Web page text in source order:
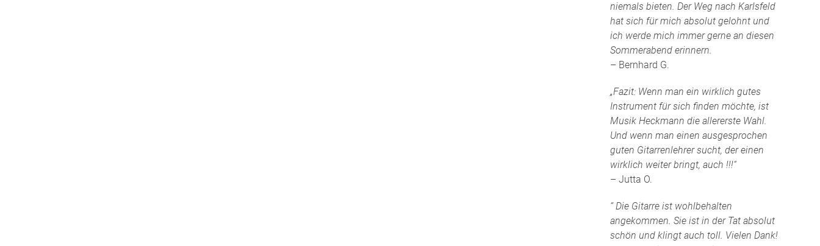
niemals bieten. Der Weg nach Karlsfeld
hat sich für mich absolut gelohnt und
ich werde mich immer gerne an diesen
Sommerabend erinnern.
– Bernhard G.
„Fazit: Wenn man ein wirklich gutes
Instrument für sich finden möchte, ist
Musik Heckmann die allererste Wahl.
Und wenn man einen ausgesprochen
guten Gitarrenlehrer sucht, der einen
wirklich weiter bringt, auch !!!“
– Jutta O.
“ Die Gitarre ist wohlbehalten
angekommen. Sie ist in der Tat absolut
schön und klingt auch toll. Vielen Dank!